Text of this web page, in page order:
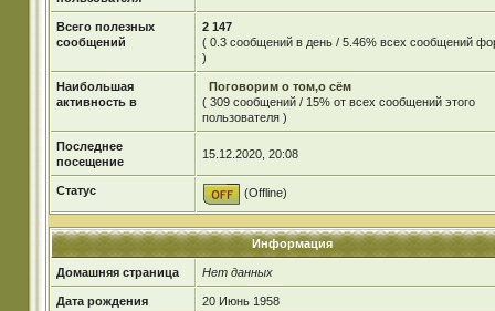
Всего полезных
сообщений
2 147
( 0.3 сообщений в день / 5.46% всех сообщений
)
Наибольшая
активность в
Поговорим о том,о сём
( 309 сообщений / 15% от всех сообщений этого
пользователя )
Последнее
посещение
15.12.2020, 20:08
Статус (Offline)
Информация
Домашняя страница Нет данных
Дата рождения 20 Июнь 1958